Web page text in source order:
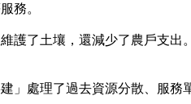
務。
了土壤，還減少了農戶支出
處理了過去資源分散、服務